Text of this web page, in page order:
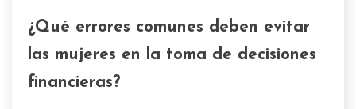
¿Qué errores comunes deben evitar
las mujeres en la toma de decisiones
financieras?